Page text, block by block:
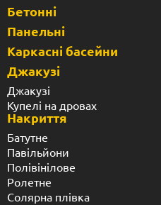
Бетонні
Панельні
Каркасні басейни
Джакузі
Джакузі
Купелі на дровах
Накриття
Батутне
Павільйони
Полівінілове
Ролетне
Солярна плівка